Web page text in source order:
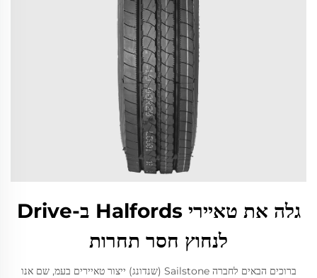
גלה את טאיירי Halfords ב-Drive
לנחוץ חסר תחרות
ברוכים הבאים לחברה Sailstone (שנדונג) ייצור טאיירים בעמ, שם אנו